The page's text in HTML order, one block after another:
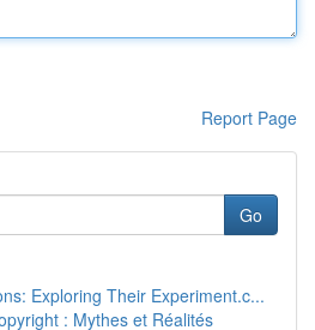
Report Page
Go
Exploring Their Experiment.c...
: Mythes et Réalités